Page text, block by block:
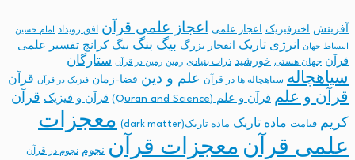
آفرینش اخترفیزیک اعجاز علمی اعجاز علمی قرآن افق رویداد امام حسین
انبساط جهان انرژی تاریک انفجار بزرگ بیگ بنگ بیگ کرانچ تفسیر علمی
قرآن جهان هستی خورشید ذرات بنیادی زمین زمین در قرآن ستارگان
سیاهچاله سیاهچاله ها در قرآن علم و دین فضا-زمان فیزیک در قرآن قرآن
قرآن و علم قرآن و علم (Quran and Science) قرآن و فیزیک قرآن
کریم قیامت ماده تاریک ماده تاریک(dark matter)
معجزات
علمی قرآن معجزات قرآن نجوم نجوم در قرآن